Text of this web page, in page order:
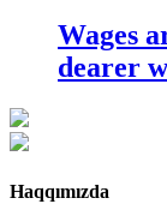
Wages
dearer
Haqqımızda